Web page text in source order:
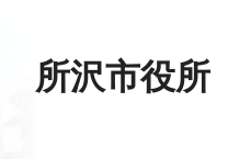
所沢市役所